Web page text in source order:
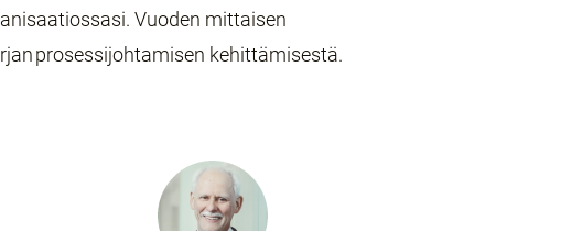
Vuoden mittaisen
prosessijohtamisen kehittämisestä.